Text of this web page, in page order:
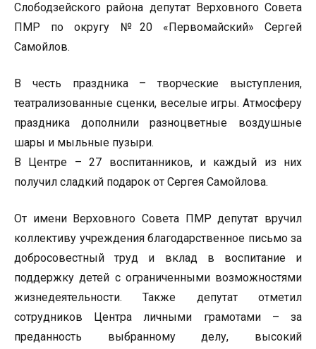
Слободзейского района депутат Верховного Совета
ПМР по округу №20 «Первомайский» Сергей
Самойлов.
В честь праздника – творческие выступления,
театрализованные сценки, веселые игры. Атмосферу
праздника дополнили разноцветные воздушные
шары и мыльные пузыри.
В Центре – 27 воспитанников, и каждый из них
получил сладкий подарок от Сергея Самойлова.
От имени Верховного Совета ПМР депутат вручил
коллективу учреждения благодарственное письмо за
добросовестный труд и вклад в воспитание и
поддержку детей с ограниченными возможностями
жизнедеятельности. Также депутат отметил
сотрудников Центра личными грамотами – за
преданность выбранному делу, высокий